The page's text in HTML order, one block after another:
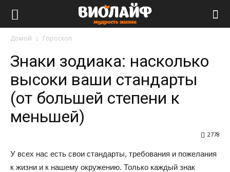
Домой Гороскоп
Знаки зодиака: насколько
высоки ваши стандарты
(от большей степени к
меньшей)
2778
У всех нас есть свои стандарты, требования и пожелания
к жизни и к нашему окружению. Только каждый знак